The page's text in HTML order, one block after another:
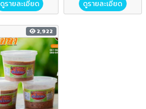
ดูรายละเอียด ดูรายละเอียด
2,922